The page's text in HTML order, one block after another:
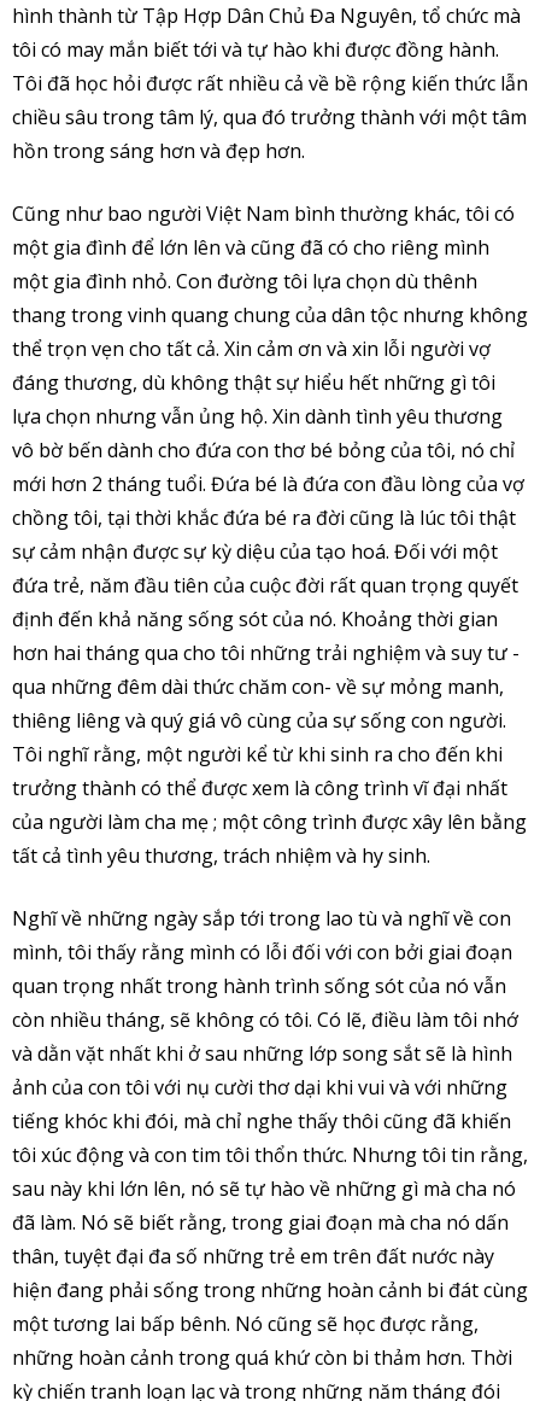
hình thành từ Tập Hợp Dân Chủ Đa Nguyên, tổ chức mà
tôi có may mắn biết tới và tự hào khi được đồng hành.
Tôi đã học hỏi được rất nhiều cả về bề rộng kiến thức lẫn
chiều sâu trong tâm lý, qua đó trưởng thành với một tâm
hồn trong sáng hơn và đẹp hơn.
Cũng như bao người Việt Nam bình thường khác, tôi có
một gia đình để lớn lên và cũng đã có cho riêng mình
một gia đình nhỏ. Con đường tôi lựa chọn dù thênh
thang trong vinh quang chung của dân tộc nhưng không
thể trọn vẹn cho tất cả. Xin cảm ơn và xin lỗi người vợ
đáng thương, dù không thật sự hiểu hết những gì tôi
lựa chọn nhưng vẫn ủng hộ. Xin dành tình yêu thương
vô bờ bến dành cho đứa con thơ bé bỏng của tôi, nó chỉ
mới hơn 2 tháng tuổi. Đứa bé là đứa con đầu lòng của vợ
chồng tôi, tại thời khắc đứa bé ra đời cũng là lúc tôi thật
sự cảm nhận được sự kỳ diệu của tạo hoá. Đối với một
đứa trẻ, năm đầu tiên của cuộc đời rất quan trọng quyết
định đến khả năng sống sót của nó. Khoảng thời gian
hơn hai tháng qua cho tôi những trải nghiệm và suy tư -
qua những đêm dài thức chăm con- về sự mỏng manh,
thiêng liêng và quý giá vô cùng của sự sống con người.
Tôi nghĩ rằng, một người kể từ khi sinh ra cho đến khi
trưởng thành có thể được xem là công trình vĩ đại nhất
của người làm cha mẹ ; một công trình được xây lên bằng
tất cả tình yêu thương, trách nhiệm và hy sinh.
Nghĩ về những ngày sắp tới trong lao tù và nghĩ về con
mình, tôi thấy rằng mình có lỗi đối với con bởi giai đoạn
quan trọng nhất trong hành trình sống sót của nó vẫn
còn nhiều tháng, sẽ không có tôi. Có lẽ, điều làm tôi nhớ
và dằn vặt nhất khi ở sau những lớp song sắt sẽ là hình
ảnh của con tôi với nụ cười thơ dại khi vui và với những
tiếng khóc khi đói, mà chỉ nghe thấy thôi cũng đã khiến
tôi xúc động và con tim tôi thổn thức. Nhưng tôi tin rằng,
sau này khi lớn lên, nó sẽ tự hào về những gì mà cha nó
đã làm. Nó sẽ biết rằng, trong giai đoạn mà cha nó dấn
thân, tuyệt đại đa số những trẻ em trên đất nước này
hiện đang phải sống trong những hoàn cảnh bi đát cùng
một tương lai bấp bênh. Nó cũng sẽ học được rằng,
những hoàn cảnh trong quá khứ còn bi thảm hơn. Thời
kỳ chiến tranh loạn lạc và trong những năm tháng đói